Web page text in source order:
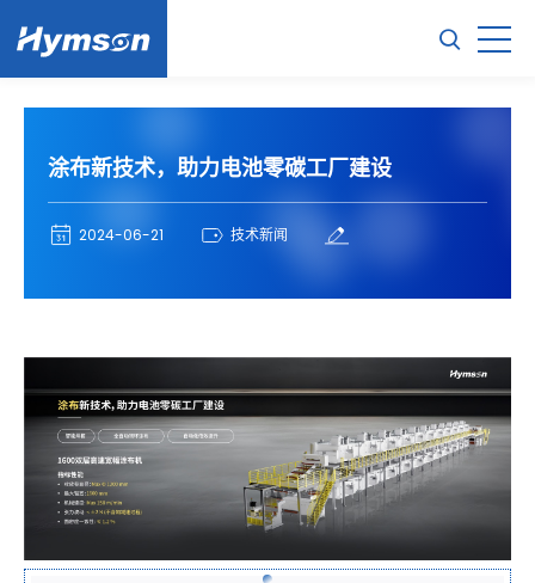
涂布新技术，助力电池零碳工厂建设
2024-06-21 技术新闻